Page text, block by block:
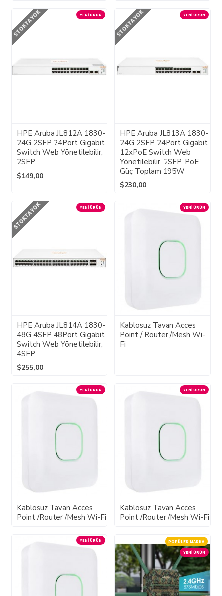
YENI ÜRÜN
STOKTA YOK
HPE Aruba JL812A 1830-
24G 2SFP 24Port Gigabit
Switch Web Yönetilebilir,
2SFP
$149,00
YENI ÜRÜN
STOKTA YOK
HPE Aruba JL813A 1830-
24G 2SFP 24Port Gigabit
12xPoE Switch Web
Yönetilebilir, 2SFP, PoE
Güç Toplam 195W
$230,00
YENI ÜRÜN
STOKTA YOK
HPE Aruba JL814A 1830-
48G 4SFP 48Port Gigabit
Switch Web Yönetilebilir,
4SFP
$255,00
YENI ÜRÜN
Kablosuz Tavan Acces
Point / Router /Mesh Wi-
Fi
YENI ÜRÜN
Kablosuz Tavan Acces
Point /Router /Mesh Wi-Fi
YENI ÜRÜN
Kablosuz Tavan Acces
Point /Router /Mesh Wi-Fi
YENI ÜRÜN
YENI ÜRÜN
POPÜLER MARKA